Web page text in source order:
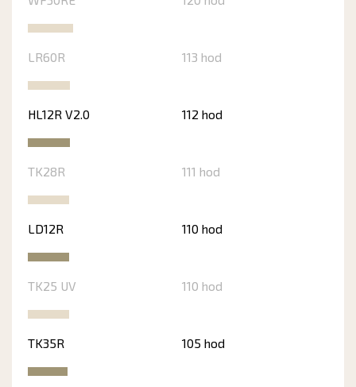
LR60R 113 hod
HL12R V2.0 112 hod
TK28R 111 hod
LD12R 110 hod
TK25 UV 110 hod
TK35R 105 hod